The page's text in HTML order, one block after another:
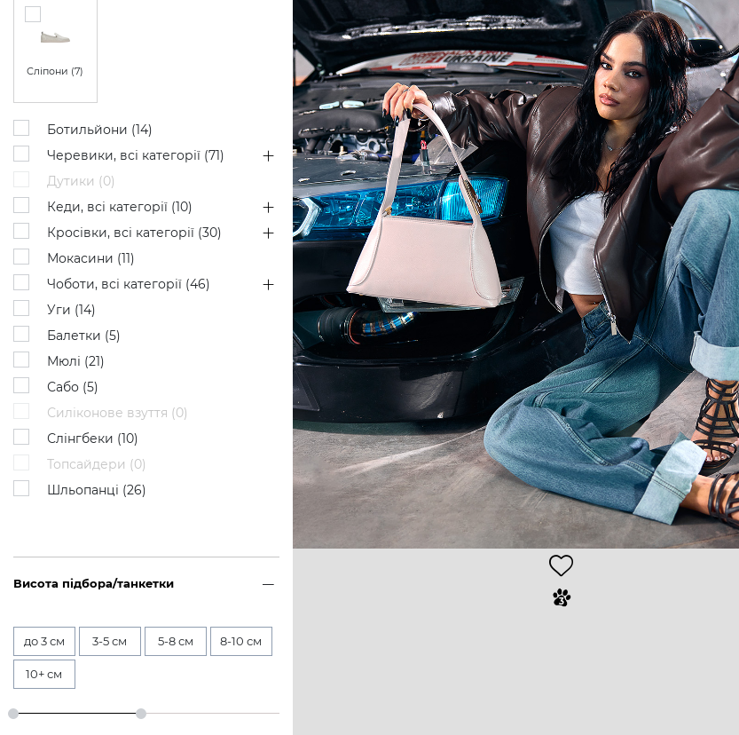
Сліпони (7)
Ботильйони (14)
Черевики, всі категорії (71)
Дутики (0)
Кеди, всі категорії (10)
Кросівки, всі категорії (30)
Мокасини (11)
Чоботи, всі категорії (46)
Уги (14)
Балетки (5)
Мюлі (21)
Сабо (5)
Силіконове взуття (0)
Слінгбеки (10)
Топсайдери (0)
Шльопанці (26)
Висота підбора/танкетки
до 3 см 3-5 см 5-8 см 8-10 см
10+ см